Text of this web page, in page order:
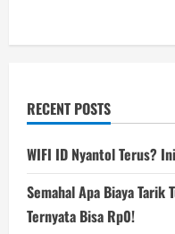
RECENT POSTS
WIFI ID Nyantol Terus?
Semahal Apa Biaya Tarik
Ternyata Bisa Rp0!